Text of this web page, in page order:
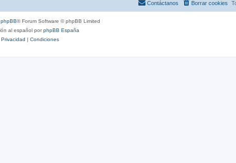
Borrar cookies
Contáctanos
phpBB® Forum Software © phpBB Limited
al español porphpBB España
Privacidad | Condiciones